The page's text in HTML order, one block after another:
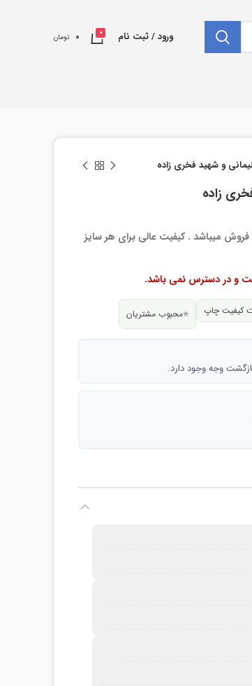
ورود / ثبت نام 0
0 تومان
و شهید فخری زاده
زاده
شما قابل فروش میباشد . کیفیت عالی برای هر سایز
و در دسترس نمی باشد.
کیفیت چاپ ⭐محبوب مشتریان